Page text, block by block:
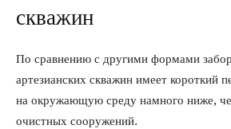
скважин
По сравнению с другими формами
артезианских скважин имеет короткий
на окружающую среду намного ниже,
очистных сооружений.